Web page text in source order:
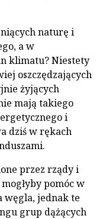
naturę i
a w
klimatu? Niestety
oszczędzających
żyjących
mają takiego
i
dziś w rękach
przez rządy i
pomóc w
węgla, jednak te
grup dążących